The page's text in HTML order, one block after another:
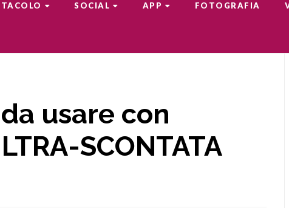
SOCIAL APP FOTOGRAFIA
usare con
SCONTATA